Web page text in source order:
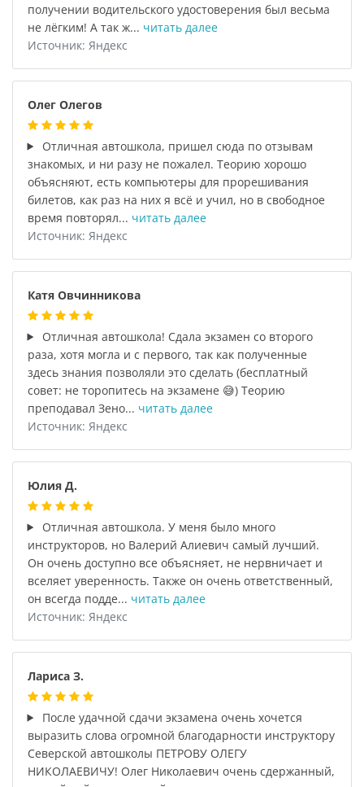
получении водительского удостоверения был весьма
не лёгким! А так ж... читать далее
Источник: Яндекс
Олег Олегов
Отличная автошкола, пришел сюда по отзывам
знакомых, и ни разу не пожалел. Теорию хорошо
объясняют, есть компьютеры для прорешивания
билетов, как раз на них я всё и учил, но в свободное
время повторял... читать далее
Источник: Яндекс
Катя Овчинникова
Отличная автошкола! Сдала экзамен со второго
раза, хотя могла и с первого, так как полученные
здесь знания позволяли это сделать (бесплатный
совет: не торопитесь на экзамене 😅) Теорию
преподавал Зено... читать далее
Источник: Яндекс
Юлия Д.
Отличная автошкола. У меня было много
инструкторов, но Валерий Алиевич самый лучший.
Он очень доступно все объясняет, не нервничает и
вселяет уверенность. Также он очень ответственный,
он всегда подде... читать далее
Источник: Яндекс
Лариса З.
После удачной сдачи экзамена очень хочется
выразить слова огромной благодарности инструктору
Северской автошколы ПЕТРОВУ ОЛЕГУ
НИКОЛАЕВИЧУ! Олег Николаевич очень сдержанный,